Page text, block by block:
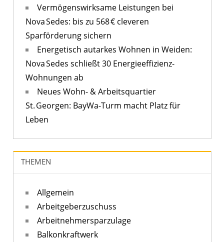
Vermögenswirksame Leistungen bei
Nova Sedes: bis zu 568 € cleveren
Sparförderung sichern
Energetisch autarkes Wohnen in Weiden:
Nova Sedes schließt 30 Energieeffizienz-
Wohnungen ab
Neues Wohn- & Arbeitsquartier
St. Georgen: BayWa-Turm macht Platz für
Leben
THEMEN
Allgemein
Arbeitgeberzuschuss
Arbeitnehmersparzulage
Balkonkraftwerk